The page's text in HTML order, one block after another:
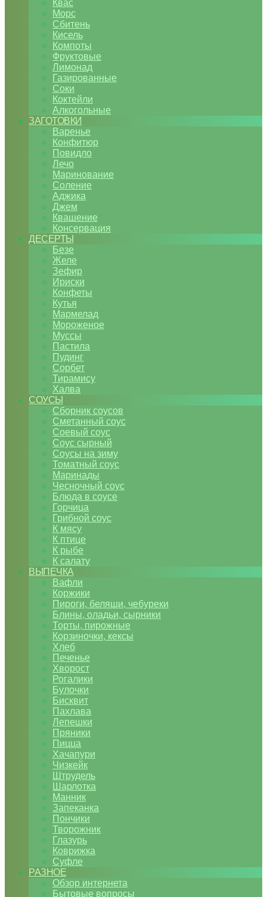
Квас
Морс
Сбитень
Кисель
Компоты
Фруктовые
Лимонад
Газированные
Соки
Коктейли
Алкогольные
ЗАГОТОВКИ
Варенье
Конфитюр
Повидло
Лечо
Маринование
Соление
Аджика
Джем
Квашение
Консервация
ДЕСЕРТЫ
Безе
Желе
Зефир
Ириски
Конфеты
Кутья
Мармелад
Мороженое
Муссы
Пастила
Пудинг
Сорбет
Тирамису
Халва
СОУСЫ
Сборник соусов
Сметанный соус
Соевый соус
Соус сырный
Соусы на зиму
Томатный соус
Маринады
Чесночный соус
Блюда в соусе
Горчица
Грибной соус
К мясу
К птице
К рыбе
К салату
ВЫПЕЧКА
Вафли
Коржики
Пироги, беляши, чебуреки
Блины, оладьи, сырники
Торты, пирожные
Корзиночки, кексы
Хлеб
Печенье
Хворост
Рогалики
Булочки
Бисквит
Пахлава
Лепешки
Пряники
Пицца
Хачапури
Чизкейк
Штрудель
Шарлотка
Манник
Запеканка
Пончики
Творожник
Глазурь
Коврижка
Суфле
РАЗНОЕ
Обзор интернета
Бытовые вопросы